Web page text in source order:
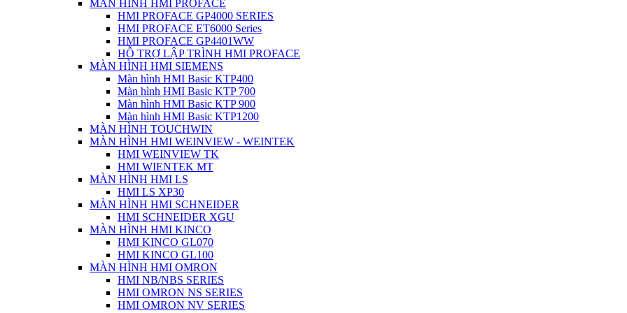
MÀN HÌNH HMI PROFACE
HMI PROFACE GP4000 SERIES
HMI PROFACE ET6000 Series
HMI PROFACE GP4401WW
HỖ TRỢ LẬP TRÌNH HMI PROFACE
MÀN HÌNH HMI SIEMENS
Màn hình HMI Basic KTP400
Màn hình HMI Basic KTP 700
Màn hình HMI Basic KTP 900
Màn hình HMI Basic KTP1200
MÀN HÌNH TOUCHWIN
MÀN HÌNH HMI WEINVIEW - WEINTEK
HMI WEINVIEW TK
HMI WIENTEK MT
MÀN HÌNH HMI LS
HMI LS XP30
MÀN HÌNH HMI SCHNEIDER
HMI SCHNEIDER XGU
MÀN HÌNH HMI KINCO
HMI KINCO GL070
HMI KINCO GL100
MÀN HÌNH HMI OMRON
HMI NB/NBS SERIES
HMI OMRON NS SERIES
HMI OMRON NV SERIES